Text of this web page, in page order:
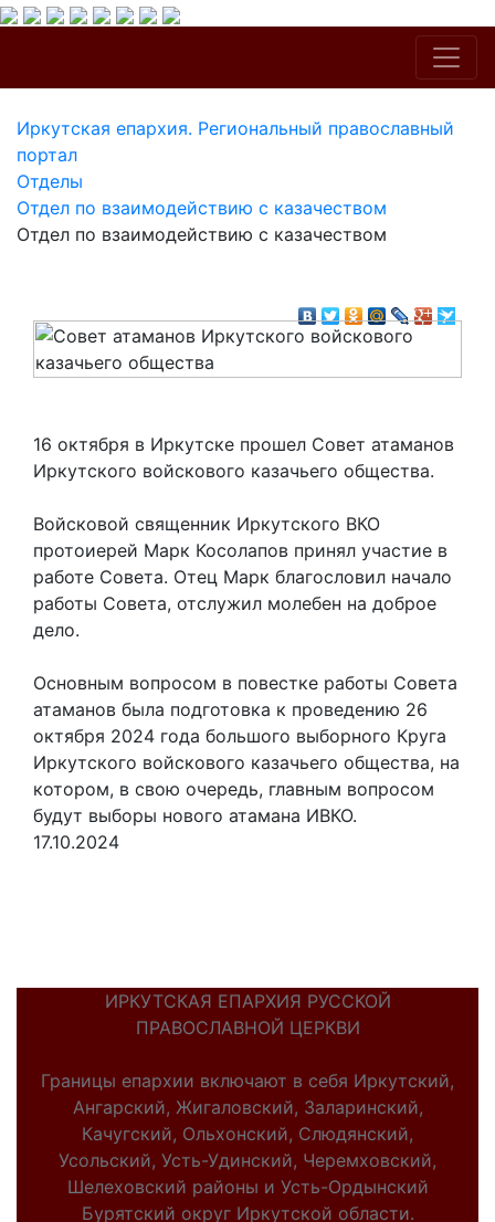
Иркутская епархия. Региональный православный
портал
Отделы
Отдел по взаимодействию с казачеством
Отдел по взаимодействию с казачеством
16 октября в Иркутске прошел Совет атаманов
Иркутского войскового казачьего общества.
Войсковой священник Иркутского ВКО
протоиерей Марк Косолапов принял участие в
работе Совета. Отец Марк благословил начало
работы Совета, отслужил молебен на доброе
дело.
Основным вопросом в повестке работы Совета
атаманов была подготовка к проведению 26
октября 2024 года большого выборного Круга
Иркутского войскового казачьего общества, на
котором, в свою очередь, главным вопросом
будут выборы нового атамана ИВКО.
17.10.2024
ИРКУТСКАЯ ЕПАРХИЯ РУССКОЙ
ПРАВОСЛАВНОЙ ЦЕРКВИ
Границы епархии включают в себя Иркутский,
Ангарский, Жигаловский, Заларинский,
Качугский, Ольхонский, Слюдянский,
Усольский, Усть-Удинский, Черемховский,
Шелеховский районы и Усть-Ордынский
Бурятский округ Иркутской области.